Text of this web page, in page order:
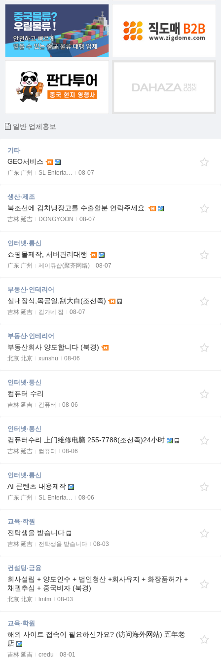
일반 업체홍보
기타
GEO서비스
广东 广州 SL Enterta… 08-07
생산·제조
북조선에 김치냉장고를 수출할분 연락주세요.
吉林 延吉 DONGYOON 08-07
인터넷·통신
쇼핑몰제작, 서버관리대행
广东 广州 제이큐샵(聚齐网络) 08-07
부동산·인테리어
실내장식,목공일,刮大白(조선족)
吉林 延吉 김가네 집 08-07
부동산·인테리어
부동산회사 양도합니다 (북경)
北京 北京 xunshu 08-06
인터넷·통신
컴퓨터 수리
吉林 延吉 컴퓨터 08-06
인터넷·통신
컴퓨터수리 上门维修电脑 255-7788(조선족)24小时
吉林 延吉 컴퓨터 08-06
인터넷·통신
AI 콘텐츠 내용제작
广东 广州 SL Enterta… 08-06
교육·학원
전탁생을 받습니다
吉林 延吉 전탁생을 받습니다 08-03
컨설팅·금융
회사설립 + 양도인수 + 법인청산 +회사유지 + 화장품허가 +
채권추심 + 중국비자 (북경)
北京 北京 lmtm 08-03
교육·학원
해외 사이트 접속이 필요하신가요? (访问海外网站) 五年老
店
吉林 延吉 credu 08-01